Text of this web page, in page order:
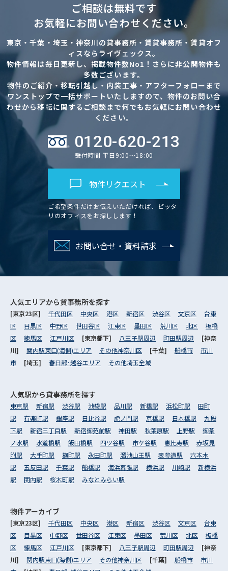
ご相談は無料です
お気軽にお問い合わせください。
東京・千葉・埼玉・神奈川の貸事務所・賃貸事務所・賃貸オフ
ィスならライヴェックス。
物件情報は毎日更新し、掲載物件数No1！さらに非公開物件も
多数ございます。
物件のご紹介・移転引越し・内装工事・アフターフォローまで
ワンストップで一括サポートいたしますので、物件のお問い合
わせから移転に関するご相談まで何でもお気軽にお問い合わせ
ください。
0120-620-213
受付時間 平日9:00～18:00
物件リクエスト
ご希望条件だけお伝えいただければ、ピッタ
リのオフィスをお探しします！
お問い合せ・資料請求
人気エリアから貸事務所を探す
[東京23区] 千代田区 中央区 港区 新宿区 渋谷区 文京区
台東
区
目黒区 中野区 世田谷区 江東区 墨田区 荒川区 北区
板橋
区
練馬区 江戸川区 [東京都下] 八王子駅周辺 町田駅周辺
[神奈
川] 関内駅東口(海側)エリア その他神奈川区 [千葉] 船橋市
市川
市
[埼玉] 春日部･越谷エリア その他埼玉全域
人気駅から貸事務所を探す
東京駅 新宿駅 渋谷駅 池袋駅 品川駅 新橋駅 浜松町駅
田町
駅
有楽町駅 銀座駅 日比谷駅 虎ノ門駅 京橋駅 日本橋駅
九段
下駅
新宿三丁目駅 新宿御苑前駅 神田駅 秋葉原駅 上野駅
御茶
ノ水駅
水道橋駅 飯田橋駅 四ツ谷駅 市ケ谷駅 恵比寿駅
赤坂見
附駅
大手町駅 麹町駅 永田町駅 溜池山王駅 表参道駅
六本木
駅
五反田駅 千葉駅 船橋駅 海浜幕張駅 横浜駅 川崎駅
新横浜
駅
関内駅 桜木町駅 みなとみらい駅
物件アーカイブ
[東京23区] 千代田区 中央区 港区 新宿区 渋谷区 文京区
台東
区
目黒区 中野区 世田谷区 江東区 墨田区 荒川区 北区
板橋
区
練馬区 江戸川区 [東京都下] 八王子駅周辺 町田駅周辺
[神奈
川] 関内駅東口(海側)エリア その他神奈川区 [千葉] 船橋市
市川